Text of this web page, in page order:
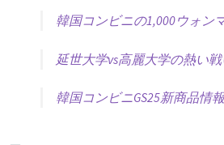
韓国コンビニの1,000ウォン
延世大学vs高麗大学の熱い
韓国コンビニGS25新商品